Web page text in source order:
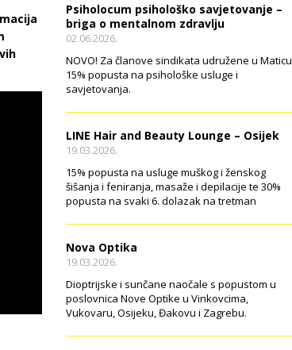
Psiholocum psihološko savjetovanje –
briga o mentalnom zdravlju
02.06.2026.
NOVO! Za članove sindikata udružene u Maticu
15% popusta na psihološke usluge i
savjetovanja.
LINE Hair and Beauty Lounge – Osijek
19.03.2026.
15% popusta na usluge muškog i ženskog
šišanja i feniranja, masaže i depilacije te 30%
popusta na svaki 6. dolazak na tretman
Nova Optika
19.03.2026.
Dioptrijske i sunčane naočale s popustom u
poslovnica Nove Optike u Vinkovcima,
Vukovaru, Osijeku, Đakovu i Zagrebu.